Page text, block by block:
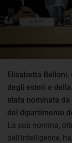
Elisabetta
degli esteri e
stata nominata
del dipartimento
La sua nomina,
dell’intelligence,